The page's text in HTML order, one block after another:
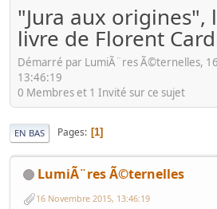
"Jura aux origines",
livre de Florent
Démarré par LumiÃ¨res Ã©ternelles,
13:46:19
0 Membres et 1 Invité sur ce sujet
EN BAS Pages 1
LumiÃ¨res Ã©ternelles
16 Novembre 2015, 13:46:19